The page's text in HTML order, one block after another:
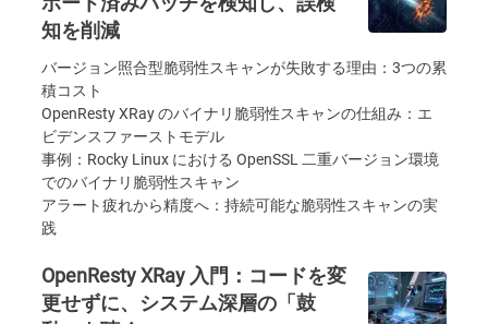
知を削減
バージョン照合型脆弱性スキャンが失敗する理由：3つの累
積コスト
OpenResty XRay のバイナリ脆弱性スキャンの仕組み：エ
ビデンスファーストモデル
事例：Rocky Linux における OpenSSL 二重バージョン環境
でのバイナリ脆弱性スキャン
アラート疲れから精度へ：持続可能な脆弱性スキャンの実
践
OpenResty XRay 入門：コードを変
更せずに、システム深層の「鼓